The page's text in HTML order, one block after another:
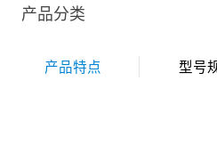
产品分类
产品特点 型号